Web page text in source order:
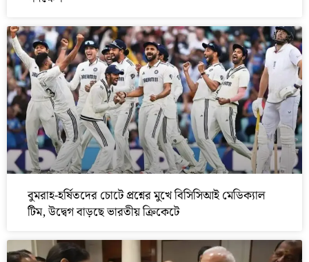
বুমরাহ-হর্ষিতদের চোটে প্রশ্নের মুখে বিসিসিআই মেডিক্যাল
টিম, উদ্বেগ বাড়ছে ভারতীয় ক্রিকেটে